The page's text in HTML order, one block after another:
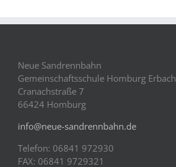
Neue Sandrennbahn
Gemeinschaftsschule Homburg Erbach
Cranachstraße 7
66424 Homburg
info@neue-sandrennbahn.de
Telefon: 06841 972930
FAX: 06841 9729321